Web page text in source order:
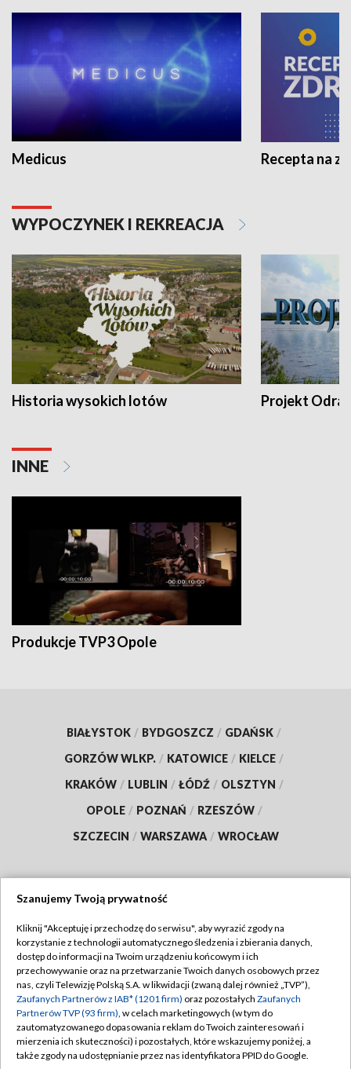
Medicus Recepta na
WYPOCZYNEK I REKREACJA
Historia wysokich lotów Projekt Odra
INNE
Produkcje TVP3 Opole
BIAŁYSTOK / BYDGOSZCZ / GDAŃSK /
GORZÓW WLKP. / KATOWICE / KIELCE /
KRAKÓW / LUBLIN / ŁÓDŹ / OLSZTYN /
OPOLE / POZNAŃ / RZESZÓW /
SZCZECIN / WARSZAWA / WROCŁAW
TVP
Abonament TVP
Emisja w TVP
Centrum informacji TVP
Naziemna Telewizja Cyfrowa
Regulamin TVP
Polityka prywatności
Moje zgody
Pomoc
Szanujemy Twoją prywatność
Kliknij "Akceptuję i przechodzę do serwisu", aby wyrazić zgody na
korzystanie z technologii automatycznego śledzenia i zbierania danych,
dostęp do informacji na Twoim urządzeniu końcowym i ich
przechowywanie oraz na przetwarzanie Twoich danych osobowych przez
nas, czyli Telewizję Polską S.A. w likwidacji (zwaną dalej również „TVP”),
Zaufanych Partnerów z IAB* (1201 firm) oraz pozostałych Zaufanych
Partnerów TVP (93 firm), w celach marketingowych (w tym do
zautomatyzowanego dopasowania reklam do Twoich zainteresowań i
mierzenia ich skuteczności) i pozostałych, które wskazujemy poniżej, a
także zgody na udostępnianie przez nas identyfikatora PPID do Google.